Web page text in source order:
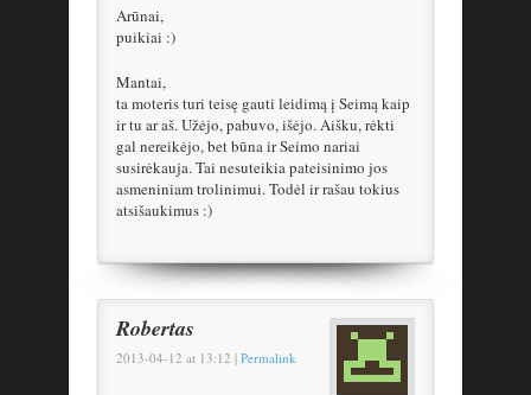
Arūnai,
puikiai :)
Mantai,
ta moteris turi teisę gauti leidimą į Seimą kaip
ir tu ar aš. Užėjo, pabuvo, išėjo. Aišku, rėkti
gal nereikėjo, bet būna ir Seimo nariai
susirėkauja. Tai nesuteikia pateisinimo jos
asmeniniam trolinimui. Todėl ir rašau tokius
atsišaukimus :)
Robertas
2013-04-12 at 13:12 | Permalink